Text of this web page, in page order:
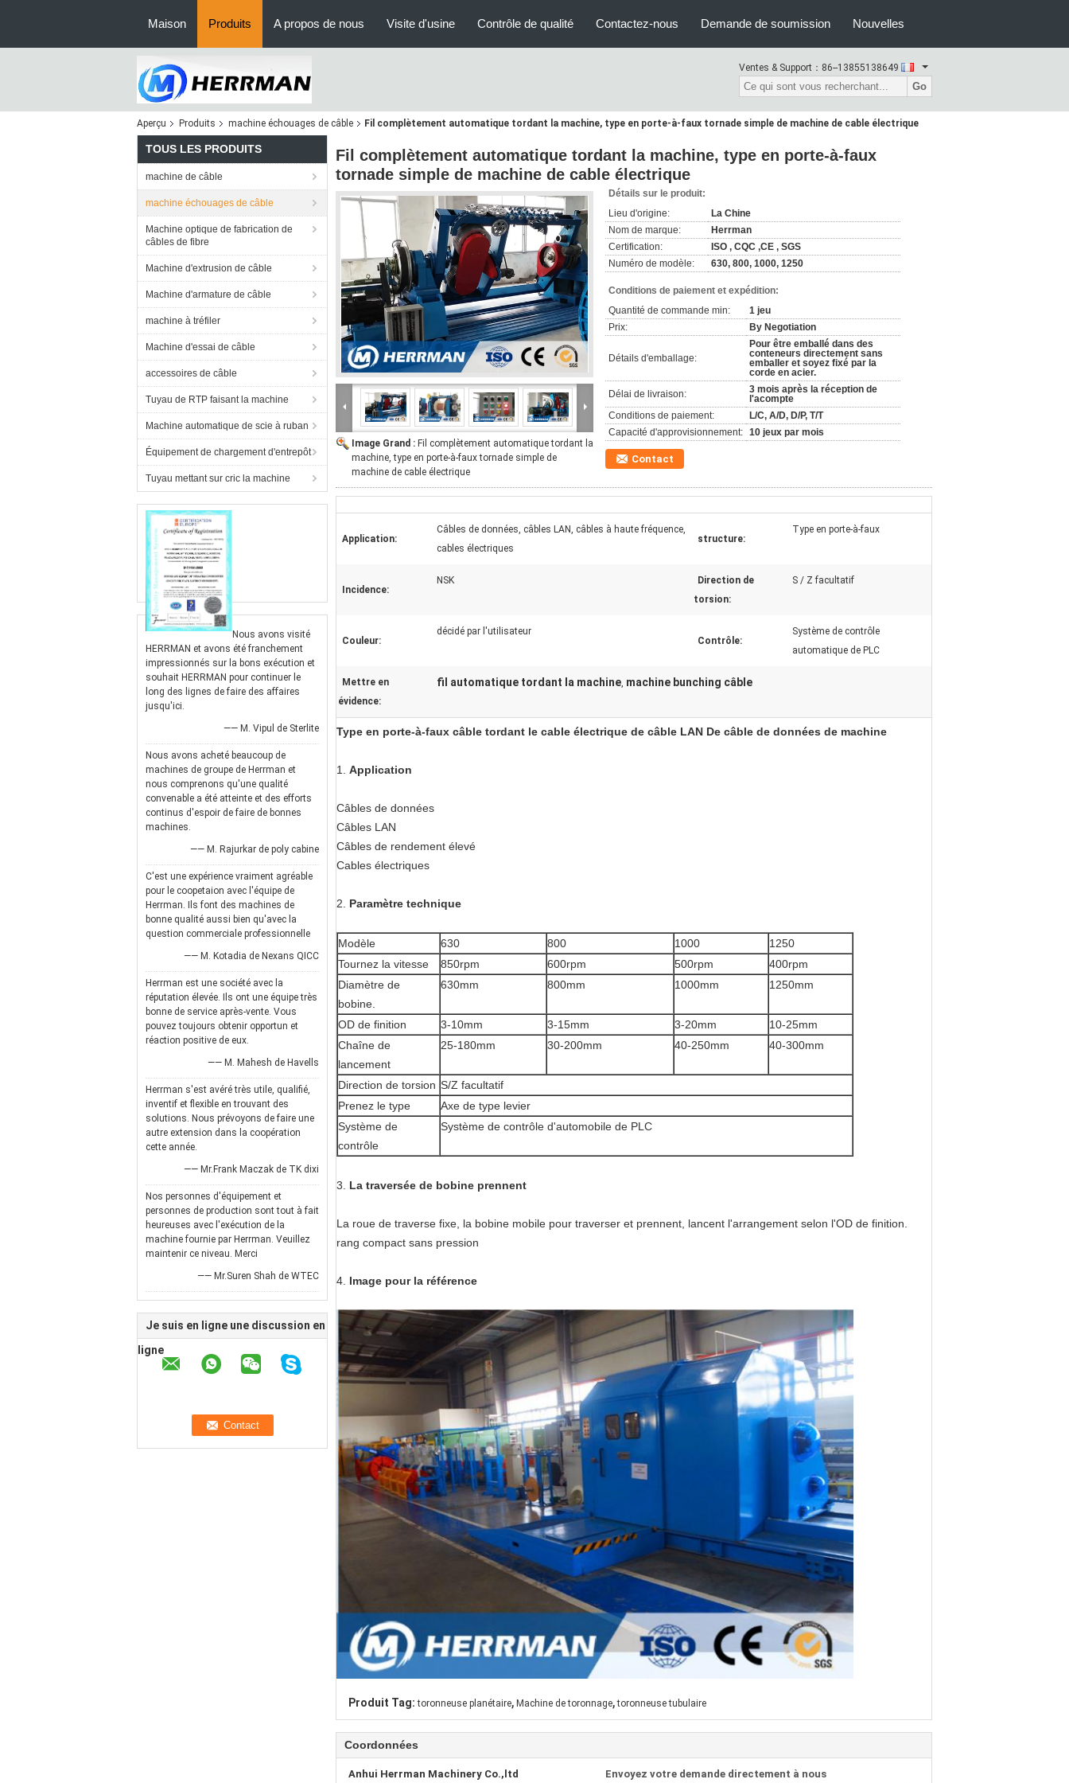
Maison Produits A propos de nous Visite d'usine Contrôle de qualité Contactez-nous Demande de soumission Nouvelles
Ventes & Support： 86--13855138649
Go
Aperçu Produits machine échouages de câble Fil complètement automatique tordant la machine, type en porte-à-faux tornade simple de machine de cable électrique
TOUS LES PRODUITS
machine de câble
machine échouages de câble
Machine optique de fabrication de
câbles de fibre
Machine d'extrusion de câble
Machine d'armature de câble
machine à tréfiler
Machine d'essai de câble
accessoires de câble
Tuyau de RTP faisant la machine
Machine automatique de scie à ruban
Équipement de chargement d'entrepôt
Tuyau mettant sur cric la machine
Nous avons visité
HERRMAN et avons été franchement
impressionnés sur la bons exécution et
souhait HERRMAN pour continuer le
long des lignes de faire des affaires
jusqu'ici.
—— M. Vipul de Sterlite
Nous avons acheté beaucoup de
machines de groupe de Herrman et
nous comprenons qu'une qualité
convenable a été atteinte et des efforts
continus d'espoir de faire de bonnes
machines.
—— M. Rajurkar de poly cabine
C'est une expérience vraiment agréable
pour le coopetaion avec l'équipe de
Herrman. Ils font des machines de
bonne qualité aussi bien qu'avec la
question commerciale professionnelle
—— M. Kotadia de Nexans QICC
Herrman est une société avec la
réputation élevée. Ils ont une équipe très
bonne de service après-vente. Vous
pouvez toujours obtenir opportun et
réaction positive de eux.
—— M. Mahesh de Havells
Herrman s'est avéré très utile, qualifié,
inventif et flexible en trouvant des
solutions. Nous prévoyons de faire une
autre extension dans la coopération
cette année.
—— Mr.Frank Maczak de TK dixi
Nos personnes d'équipement et
personnes de production sont tout à fait
heureuses avec l'exécution de la
machine fournie par Herrman. Veuillez
maintenir ce niveau. Merci
—— Mr.Suren Shah de WTEC
Je suis en ligne une discussion en
ligne
Fil complètement automatique tordant la machine, type en porte-à-faux
tornade simple de machine de cable électrique
Image Grand : Fil complètement automatique tordant la
machine, type en porte-à-faux tornade simple de
machine de cable électrique
Détails sur le produit:
Lieu d'origine:
La Chine
Nom de marque:
Herrman
Certification:
ISO , CQC ,CE , SGS
Numéro de modèle:
630, 800, 1000, 1250
Conditions de paiement et expédition:
Quantité de commande min:
1 jeu
Prix:
By Negotiation
Détails d'emballage:
Pour être emballé dans des
conteneurs directement sans
emballer et soyez fixé par la
corde en acier.
Délai de livraison:
3 mois après la réception de
l'acompte
Conditions de paiement:
L/C, A/D, D/P, T/T
Capacité d'approvisionnement: 10 jeux par mois
Contact
Application:
Câbles de données, câbles LAN, câbles à haute fréquence,
cables électriques
structure:
Type en porte-à-faux
Incidence:
NSK
Direction de
torsion:
S / Z facultatif
Couleur:
décidé par l'utilisateur
Contrôle:
Système de contrôle
automatique de PLC
Mettre en
évidence:
fil automatique tordant la machine, machine bunching câble
Type en porte-à-faux câble tordant le cable électrique de câble LAN De câble de données de machine
1. Application
Câbles de données
Câbles LAN
Câbles de rendement élevé
Cables électriques
2. Paramètre technique
Modèle 630 800 1000
1250
Tournez la vitesse
850rpm 600rpm 500rpm
400rpm
Diamètre de
bobine.
630mm 800mm 1000mm 1250mm
OD de finition 3-10mm 3-15mm 3-20mm
10-25mm
Chaîne de
lancement
25-180mm 30-200mm 40-250mm 40-300mm
Direction de torsion S/Z facultatif
Prenez le type
Axe de type levier
Système de
contrôle
Système de contrôle d'automobile de PLC
3. La traversée de bobine prennent
La roue de traverse fixe, la bobine mobile pour traverser et prennent, lancent l'arrangement selon l'OD de finition.
rang compact sans pression
4. Image pour la référence
Produit Tag: toronneuse planétaire, Machine de toronnage, toronneuse tubulaire
Coordonnées
Anhui Herrman Machinery Co.,ltd Envoyez votre demande directement à nous